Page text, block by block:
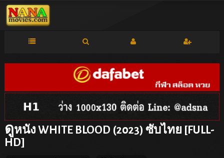
ดูหนัง WHITE BLOOD (2023) ซับไทย [FULL-
HD]